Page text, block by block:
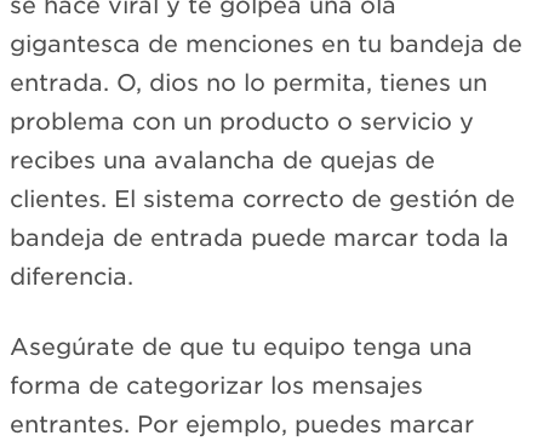
gigantesca de menciones en tu bandeja de
entrada. O, dios no lo permita, tienes un
problema con un producto o servicio y
recibes una avalancha de quejas de
clientes. El sistema correcto de gestión de
bandeja de entrada puede marcar toda la
diferencia.
Asegúrate de que tu equipo tenga una
forma de categorizar los mensajes
entrantes. Por ejemplo, puedes marcar